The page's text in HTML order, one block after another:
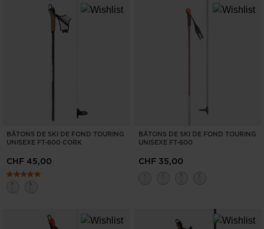
BÂTONS DE SKI DE FOND TOURING
UNISEXE FT-600 CORK
CHF 45,00
BÂTONS DE SKI DE FOND TOURING
UNISEXE FT-600
CHF 35,00